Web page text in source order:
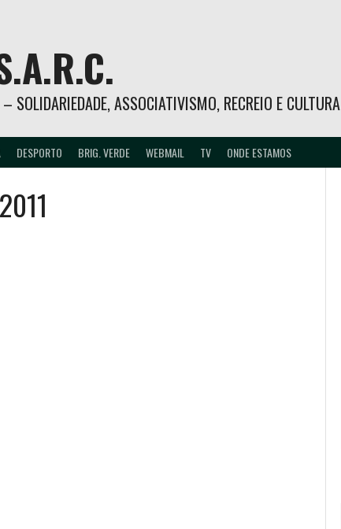
SOLIDARIEDADE, ASSOCIATIVISMO, RECREIO E CULTURA
DESPORTO BRIG. VERDE WEBMAIL TV ONDE ESTAMOS